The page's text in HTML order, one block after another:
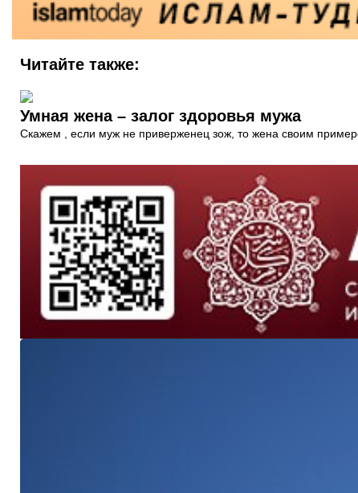
Читайте также:
Умная жена – залог здоровья мужа
Скажем , если муж не приверженец зож, то жена своим